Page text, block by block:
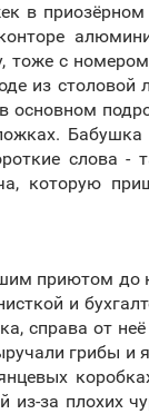
в
тоже с
из столовой
слова -
которую
приютом до
и
справа от
грибы и
из-за плохих